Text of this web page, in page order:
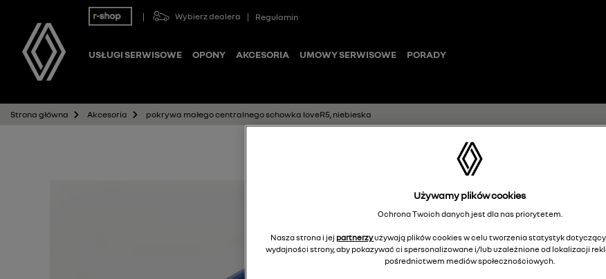
Wybierz dealera Regulamin
USŁUGI SERWISOWE OPONY AKCESORIA UMOWY SERWISOWE PORADY
Strona główna Akcesoria pokrywa małego centralnego schowka loveR5, niebieska
pokrywa
loveR5,
685605307R
Używamy plików cookies
Ochrona Twoich danych jest dla nas priorytetem.
Nasza strona i jej partnerzyużywają plików cookies w celu tworzenia statystyk
wydajności strony, aby pokazywać ci spersonalizowane i/lub uzależnione od lokalizacji
pośrednictwem mediów społecznościowych.